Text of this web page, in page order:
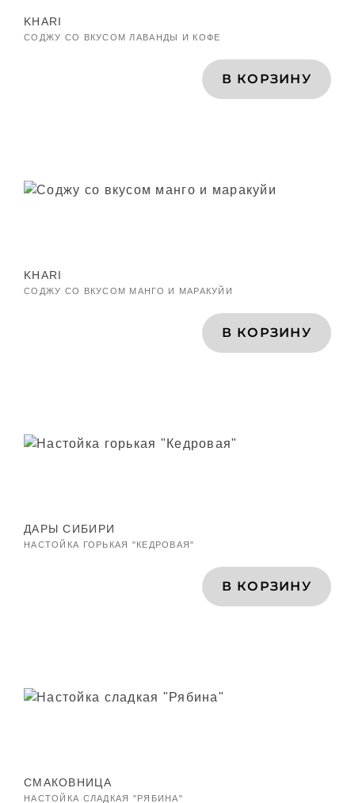
ПРОДУКЦИЯ
КАРЬЕРА
КОНТАКТЫ
KHARI
СОДЖУ СО ВКУСОМ ЛАВАНДЫ И КОФЕ
В КОРЗИНУ
KHARI
СОДЖУ СО ВКУСОМ МАНГО И МАРАКУЙИ
В КОРЗИНУ
ДАРЫ СИБИРИ
НАСТОЙКА ГОРЬКАЯ "КЕДРОВАЯ"
В КОРЗИНУ
СМАКОВНИЦА
НАСТОЙКА СЛАДКАЯ "РЯБИНА"